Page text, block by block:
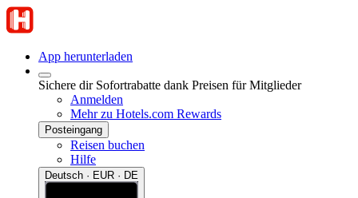
App herunterladen
Sichere dir Sofortrabatte dank Preisen für Mitglieder
Anmelden
Mehr zu Hotels.com Rewards
Posteingang
Reisen buchen
Hilfe
Deutsch · EUR · DE